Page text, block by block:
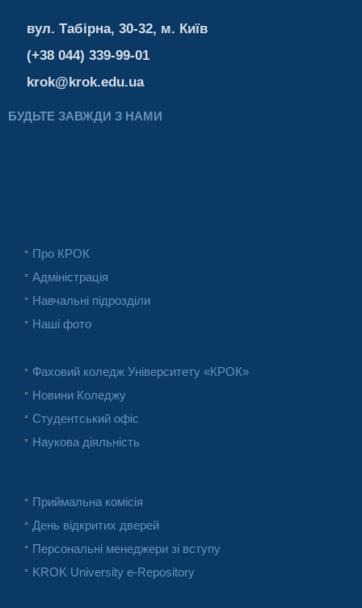
вул. Табірна, 30-32, м. Київ
(+38 044) 339-99-01
krok@krok.edu.ua
БУДЬТЕ ЗАВЖДИ З НАМИ
Про КРОК
Адміністрація
Навчальні підрозділи
Наші фото
Фаховий коледж Університету «КРОК»
Новини Коледжу
Студентський офіс
Наукова діяльність
Приймальна комісія
День відкритих дверей
Персональні менеджери зі вступу
KROK University e-Repository